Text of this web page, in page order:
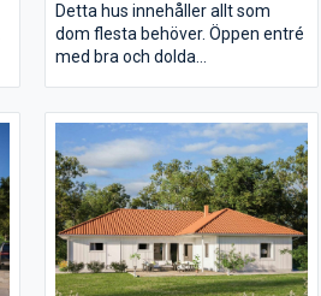
Detta hus innehåller allt som
dom flesta behöver. Öppen entré
med bra och dolda
består av kök och vardagsrum
präglas av öppenhet, ljus och
rymd. Där är det nästan fyra
meter till nock som dessutom är
genomlyst av spetsfönster från
gavelspetsarna i båda ändar. Det
separerade föräldrasovrummet
har lyxigt fått ett eget badrum